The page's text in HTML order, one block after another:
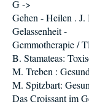
G ->
Gehen - Heilen . J.
Gelassenheit -
Gemmotherapie /
B. Stamateas:
M. Treben :
M. Spitzbart:
Das Croissant im